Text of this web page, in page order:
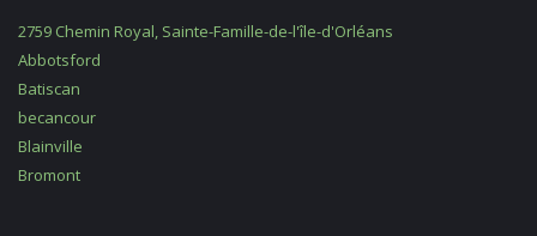
2759 Chemin Royal, Sainte-Famille-de-l'île-d'Orléans
Abbotsford
Batiscan
becancour
Blainville
Bromont